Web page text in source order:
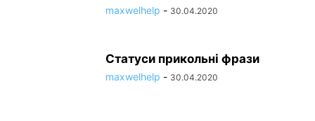
maxwelhelp - 30.04.2020
Статуси прикольні фрази
maxwelhelp - 30.04.2020